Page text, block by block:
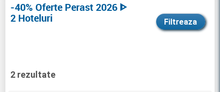
2 rezultate
-40% Oferte Perast 2026 ᐈ
2 Hoteluri
Filtreaza